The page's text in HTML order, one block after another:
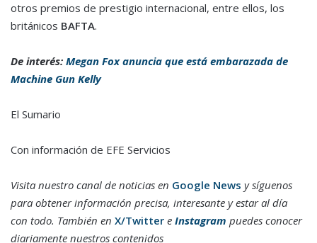
otros premios de prestigio internacional, entre ellos, los
británicos BAFTA.
De interés: Megan Fox anuncia que está embarazada de
Machine Gun Kelly
El Sumario
Con información de EFE Servicios
Visita nuestro canal de noticias en Google News y síguenos
para obtener información precisa, interesante y estar al día
con todo. También en X/Twitter e Instagram puedes conocer
diariamente nuestros contenidos